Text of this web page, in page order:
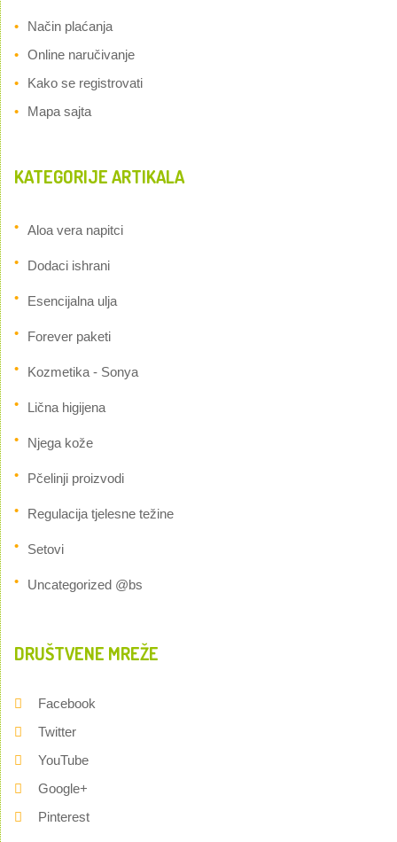
Način plaćanja
Online naručivanje
Kako se registrovati
Mapa sajta
KATEGORIJE ARTIKALA
Aloa vera napitci
Dodaci ishrani
Esencijalna ulja
Forever paketi
Kozmetika - Sonya
Lična higijena
Njega kože
Pčelinji proizvodi
Regulacija tjelesne težine
Setovi
Uncategorized @bs
DRUŠTVENE MREŽE
Facebook
Twitter
YouTube
Google+
Pinterest